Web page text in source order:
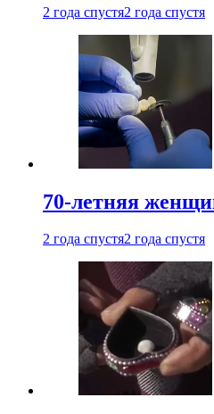
2 года спустя2 года спустя
70-летняя
2 года спустя2 года спустя